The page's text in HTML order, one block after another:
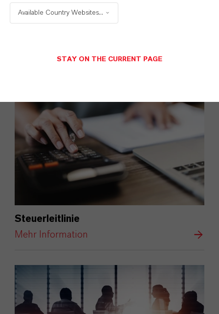
Steuerleitlinie
Mehr Information
Available Country Websites...
STAY ON THE CURRENT PAGE